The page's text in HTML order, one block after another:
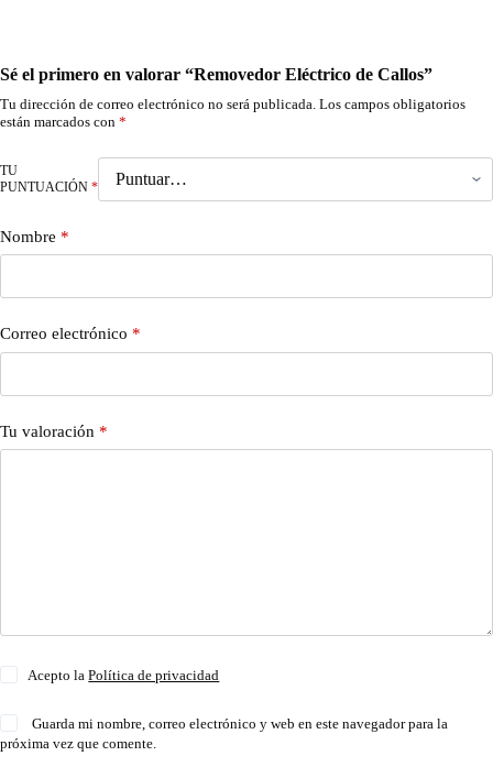
Sé el primero en valorar “Removedor Eléctrico de Callos”
Tu dirección de correo electrónico no será publicada. Los campos obligatorios
están marcados con *
TU
PUNTUACIÓN *
Nombre *
Correo electrónico *
Tu valoración *
Acepto laPolítica de privacidad
Guarda mi nombre, correo electrónico y web en este navegador para la
próxima vez que comente.